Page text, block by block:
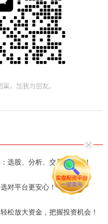
选股、分析、交易一站式！
对平台更安心！
松放大资金，把握投资机会！